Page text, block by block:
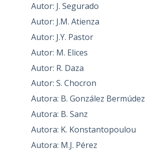
Autor: J. Segurado
Autor: J.M. Atienza
Autor: J.Y. Pastor
Autor: M. Elices
Autor: R. Daza
Autor: S. Chocron
Autora: B. González Bermúdez
Autora: B. Sanz
Autora: K. Konstantopoulou
Autora: M.J. Pérez